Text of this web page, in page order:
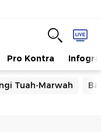
Pro Kontra
Tuah-Marwah